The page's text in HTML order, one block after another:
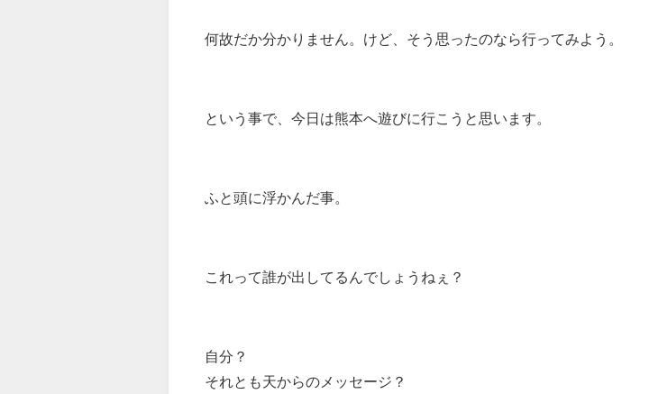
何故だか分かりません。けど、そう思ったのなら行ってみよう。
という事で、今日は熊本へ遊びに行こうと思います。
ふと頭に浮かんだ事。
これって誰が出してるんでしょうねぇ？
自分？
それとも天からのメッセージ？